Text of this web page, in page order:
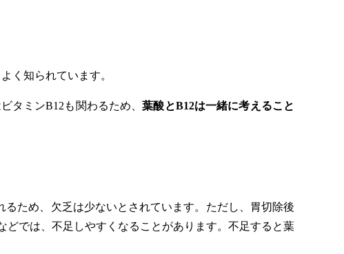
く知られています。
タミンB12も関わるため、葉酸とB12は一緒に考えること
ため、欠乏は少ないとされています。ただし、胃切除後
では、不足しやすくなることがあります。不足すると葉